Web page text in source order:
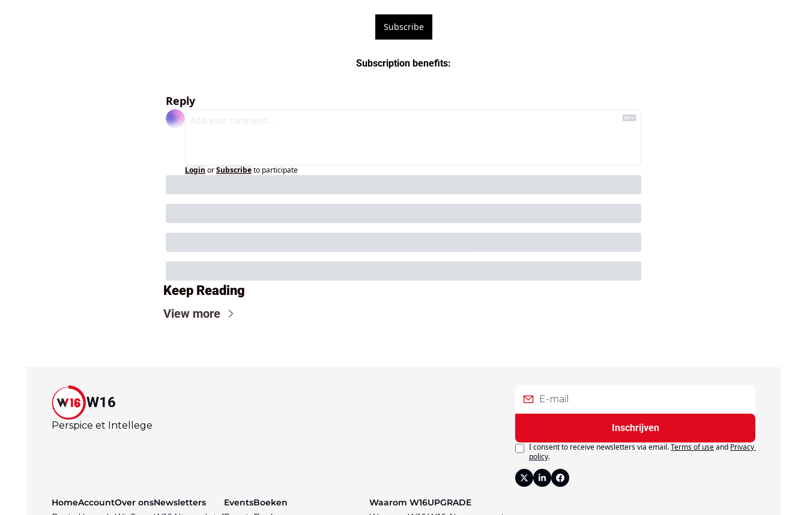
Subscribe
Subscription benefits:
Reply
Login orSubscribeto participate
Keep Reading
View more
W16
Perspice et Intellege Inschrijven
I consent to receive newsletters via email.Terms of useand Privacy
policy.
HomeAccountOver onsNewsletters
EventsBoeken
Waarom W16UPGRADE